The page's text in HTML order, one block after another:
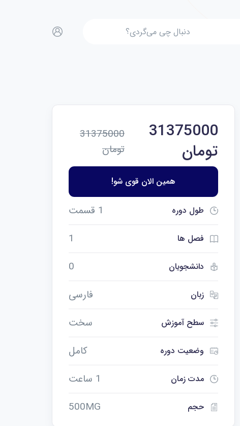
31375000
تومان
31375000
تومان
همین الان قوی شو!
طول دوره 1 قسمت
فصل ها 1
دانشجویان 0
زبان فارسی
سطح آموزش سخت
وضعیت دوره کامل
مدت زمان 1 ساعت
حجم 500MG